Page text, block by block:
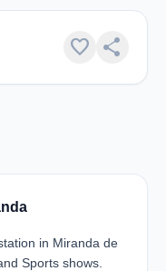
favorite share
in Miranda de
Sports shows.